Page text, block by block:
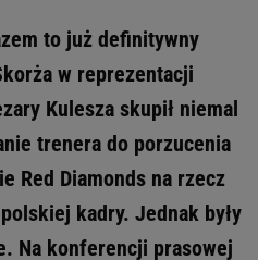
to już definitywny
w reprezentacji
Kulesza skupił niemal
trenera do porzucenia
Red Diamonds na rzecz
kadry. Jednak były
Na konferencji prasowej